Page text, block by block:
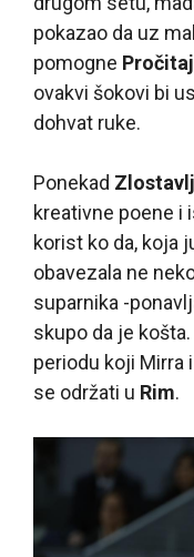
pokazao da uz
pomogne
ovakvi šokovi bi
dohvat ruke.
Ponekad
kreativne poene i
korist ko da, koja
obavezala ne
suparnika -
skupo da je
periodu koji Mirra
se održati u Rim.